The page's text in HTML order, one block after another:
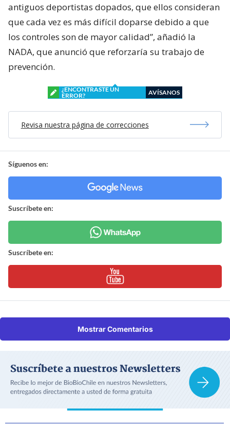
antiguos deportistas dopados, que ellos consideran
que cada vez es más difícil doparse debido a que
los controles son de mayor calidad”, añadió la
NADA, que anunció que reforzaría su trabajo de
prevención.
¿ENCONTRASTE UN
ERROR?
AVÍSANOS
Revisa nuestra página de correcciones
Síguenos en:
Suscríbete en:
Suscríbete en:
Mostrar Comentarios